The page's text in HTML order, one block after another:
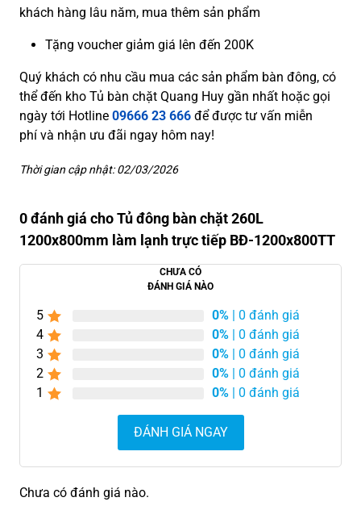
khách hàng lâu năm, mua thêm sản phẩm
Tặng voucher giảm giá lên đến 200K
Quý khách có nhu cầu mua các sản phẩm bàn đông, có
thể đến kho Tủ bàn chặt Quang Huy gần nhất hoặc gọi
ngày tới Hotline 09666 23 666 để được tư vấn miễn
phí và nhận ưu đãi ngay hôm nay!
Thời gian cập nhật: 02/03/2026
0 đánh giá cho Tủ đông bàn chặt 260L
1200x800mm làm lạnh trực tiếp BĐ-1200x800TT
CHƯA CÓ
ĐÁNH GIÁ NÀO
5 0% | 0 đánh giá
4
0% | 0 đánh giá
3
0% | 0 đánh giá
2
0% | 0 đánh giá
1
0% | 0 đánh giá
ĐÁNH GIÁ NGAY
Chưa có đánh giá nào.